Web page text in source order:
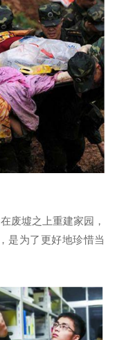
废墟之上重建家园，
是为了更好地珍惜当